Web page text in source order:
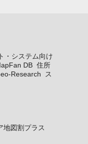
・システム向け
DB 住所
Research
ス
地図割プラス